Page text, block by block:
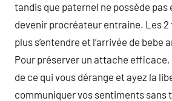
tandis que paternel ne possède pas
devenir procréateur entraine. Les
plus s’entendre et l’arrivée de
Pour préserver un attache efficace,
de ce qui vous dérange et ayez la
communiquer vos sentiments sans